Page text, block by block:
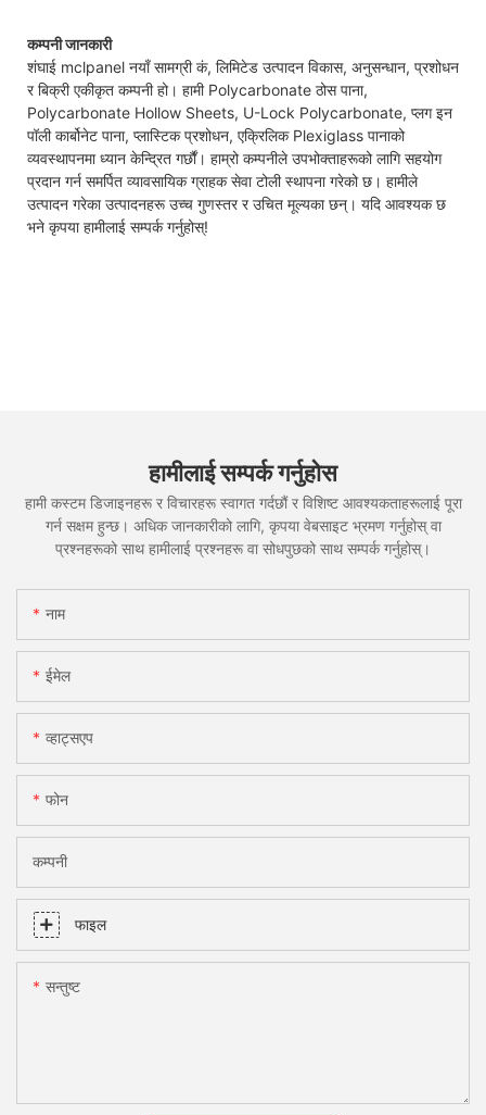
कम्पनी जानकारी
शंघाई mclpanel नयाँ सामग्री कं, लिमिटेड उत्पादन विकास, अनुसन्धान, प्रशोधन
र बिक्री एकीकृत कम्पनी हो। हामी Polycarbonate ठोस पाना,
Polycarbonate Hollow Sheets, U-Lock Polycarbonate, प्लग इन
पॉली कार्बोनेट पाना, प्लास्टिक प्रशोधन, एक्रिलिक Plexiglass पानाको
व्यवस्थापनमा ध्यान केन्द्रित गर्छौं। हाम्रो कम्पनीले उपभोक्ताहरूको लागि सहयोग
प्रदान गर्न समर्पित व्यावसायिक ग्राहक सेवा टोली स्थापना गरेको छ। हामीले
उत्पादन गरेका उत्पादनहरू उच्च गुणस्तर र उचित मूल्यका छन्। यदि आवश्यक छ
भने कृपया हामीलाई सम्पर्क गर्नुहोस्!
हामीलाई सम्पर्क गर्नुहोस
हामी कस्टम डिजाइनहरू र विचारहरू स्वागत गर्दछौं र विशिष्ट आवश्यकताहरूलाई पूरा
गर्न सक्षम हुन्छ। अधिक जानकारीको लागि, कृपया वेबसाइट भ्रमण गर्नुहोस् वा
प्रश्नहरूको साथ हामीलाई प्रश्नहरू वा सोधपुछको साथ सम्पर्क गर्नुहोस्।
नाम
ईमेल
व्हाट्सएप
फोन
कम्पनी
फाइल
सन्तुष्ट